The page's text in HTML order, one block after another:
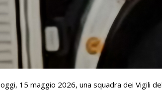
15 maggio 2026, una squadra dei Vigili